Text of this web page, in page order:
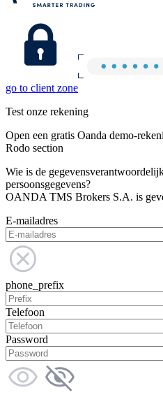
go to client zone
Test onze rekening
Open een gratis Oanda demo-
Rodo section
Wie is de
persoonsgegevens?
OANDA TMS Brokers S.A. is
E-mailadres
phone_prefix
Telefoon
Password